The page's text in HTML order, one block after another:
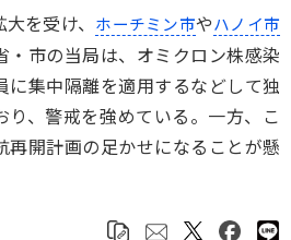
を受け、 ホーチミン市やハノイ市
・市の当局は、オミクロン株感染
に集中隔離を適用するなどして独
り、警戒を強めている。一方、こ
再開計画の足かせになることが懸